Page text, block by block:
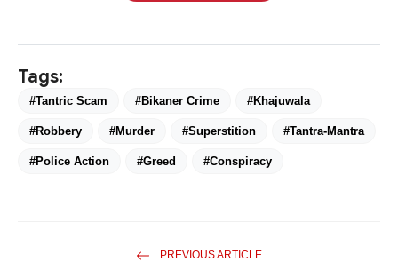
Tags:
#Tantric Scam #Bikaner Crime #Khajuwala
#Robbery #Murder #Superstition #Tantra-Mantra
#Police Action #Greed #Conspiracy
PREVIOUS ARTICLE